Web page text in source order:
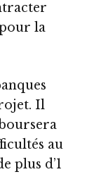
la
Il
au
plus d’1